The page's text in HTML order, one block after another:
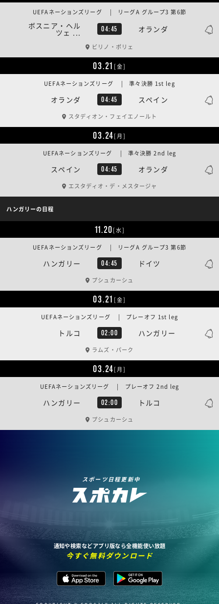
ボスニア・ヘル
ツェ ... 04:45 オランダ
UEFAネーションズリーグ | リーグA グループ3 第6節
ビリノ・ポリェ
03.21 [金]
オランダ 04:45 スペイン
UEFAネーションズリーグ | 準々決勝 1st leg
スタディオン・フェイエノールト
03.24[月]
スペイン 04:45 オランダ
UEFAネーションズリーグ | 準々決勝 2nd leg
エスタディオ・デ・メスタージャ
ハンガリーの日程
11.20[水]
ハンガリー 04:45 ドイツ
UEFAネーションズリーグ | リーグA グループ3 第6節
プシュカーシュ
03.21 [金]
トルコ 02:00 ハンガリー
UEFAネーションズリーグ | プレーオフ 1st leg
ラムズ・パーク
03.24[月]
ハンガリー 02:00 トルコ
UEFAネーションズリーグ | プレーオフ 2nd leg
プシュカーシュ
スポーツ日程更新中
通知や検索などアプリ版なら全機能使い放題
今すぐ無料ダウンロード